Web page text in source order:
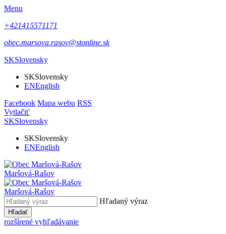
Menu
+421415571171
obec.marsova.rasov@stonline.sk
SKSlovensky
SKSlovensky
ENEnglish
Facebook Mapa webu RSS
Vytlačiť
SKSlovensky
SKSlovensky
ENEnglish
Maršová-Rašov
Maršová-Rašov
Hľadaný výraz
Hľadať
rozšírené vyhľadávanie